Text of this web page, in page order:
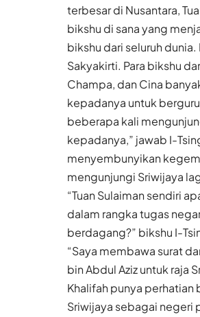
terbesar di Nusantara,
bikshu di sana yang
bikshu dari seluruh
Sakyakirti. Para bikshu
Champa, dan Cina
kepadanya untuk
beberapa kali
kepadanya,” jawab I-
menyembunyikan
mengunjungi Sriwijaya
“Tuan Sulaiman sendiri
dalam rangka tugas
berdagang?” bikshu I-
“Saya membawa surat
bin Abdul Aziz untuk raja
Khalifah punya perhatian
Sriwijaya sebagai negeri